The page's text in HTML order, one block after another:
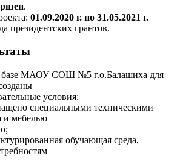
.
01.09.2020 г. по 31.05.2021 г.
президентских грантов.
базе МАОУ СОШ №5 г.о.Балашиха для
условия:
специальными техническими
и мебелью
обучающая среда,